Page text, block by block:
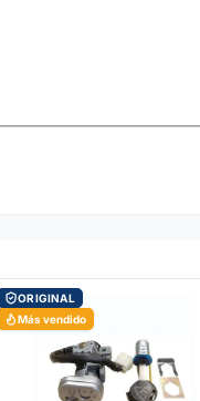
ORIGINAL
Más vendido